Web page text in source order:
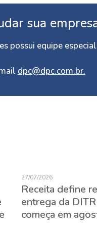
sua
possui equipe
dpc@dpc.com.br.
27/07/2026
Receita define
entrega da
começa em